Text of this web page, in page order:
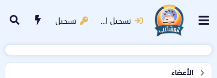
تسجيل الدخول تسجيل
الأعضاء